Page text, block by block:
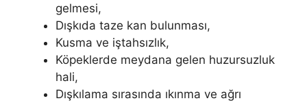
gelmesi,
Dışkıda taze kan bulunması,
Kusma ve iştahsızlık,
Köpeklerde meydana gelen huzursuzluk
hali,
Dışkılama sırasında ıkınma ve ağrı